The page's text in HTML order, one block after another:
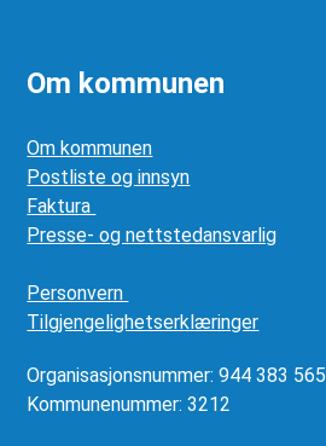
Om kommunen
Om kommunen
Postliste og innsyn
Faktura
Presse- og nettstedansvarlig
Personvern
Tilgjengelighetserklæringer
Organisasjonsnummer: 944 383 565
Kommunenummer: 3212